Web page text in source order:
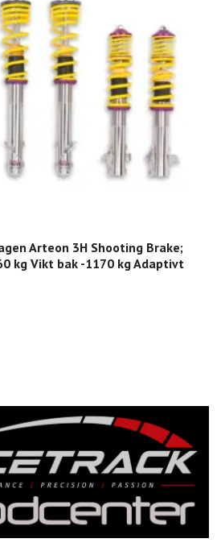
Arteon 3H Shooting Brake;
kg Vikt bak -1170 kg Adaptivt